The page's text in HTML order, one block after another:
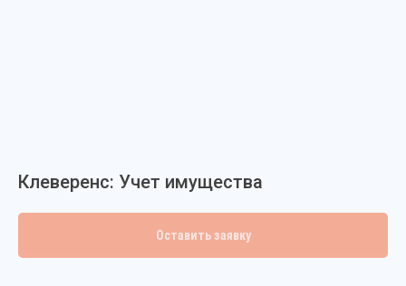
Клеверенс: Учет имущества
Оставить заявку